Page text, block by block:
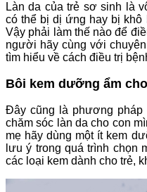
Làn da của trẻ sơ sinh là
có thể bị dị ứng hay bị
Vậy phải làm thế nào để
người hãy cùng với
tìm hiểu về cách điều trị
Bôi kem dưỡng ẩm
Đây cũng là phương pháp
chăm sóc làn da cho con
mẹ hãy dùng một ít kem
lưu ý trong quá trình chọn
các loại kem dành cho trẻ,